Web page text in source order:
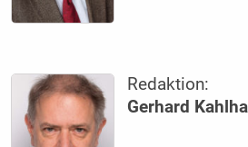
Redaktion:
Gerhard